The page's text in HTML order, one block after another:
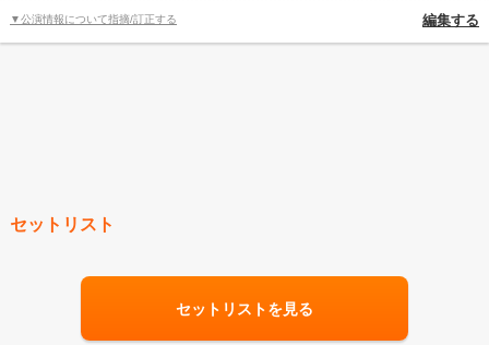
▼公演情報について指摘/訂正する 編集する
セットリスト
セットリストを見る